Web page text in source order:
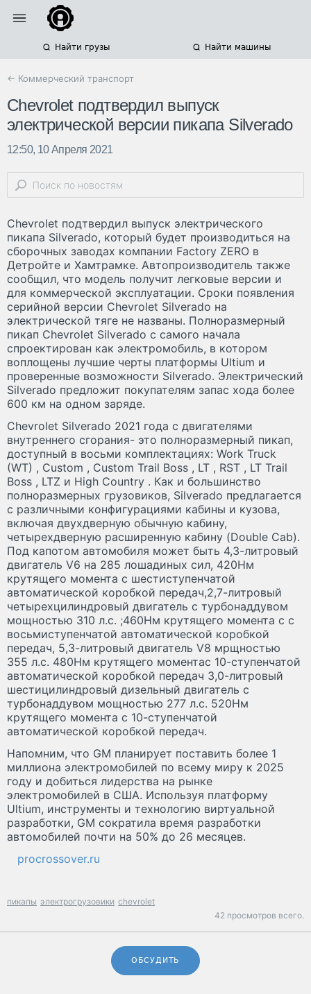
Найти грузы Найти машины
← Коммерческий транспорт
Chevrolet подтвердил выпуск
электрической версии пикапа Silverado
12:50, 10 Апреля 2021
Chevrolet подтвердил выпуск электрического
пикапа Silverado, который будет производиться на
сборочных заводах компании Factory ZERO в
Детройте и Хамтрамке. Автопроизводитель также
сообщил, что модель получит легковые версии и
для коммерческой эксплуатации. Сроки появления
серийной версии Chevrolet Silverado на
электрической тяге не названы. Полноразмерный
пикап Chevrolet Silverado с самого начала
спроектирован как электромобиль, в котором
воплощены лучшие черты платформы Ultium и
проверенные возможности Silverado. Электрический
Silverado предложит покупателям запас хода более
600 км на одном заряде.
Chevrolet Silverado 2021 года с двигателями
внутреннего сгорания- это полноразмерный пикап,
доступный в восьми комплектациях: Work Truck
(WT) , Custom , Custom Trail Boss , LT , RST , LT Trail
Boss , LTZ и High Country . Как и большинство
полноразмерных грузовиков, Silverado предлагается
с различными конфигурациями кабины и кузова,
включая двухдверную обычную кабину,
четырехдверную расширенную кабину (Double Cab).
Под капотом автомобиля может быть 4,3-литровый
двигатель V6 на 285 лошадиных сил, 420Нм
крутящего момента с шестиступенчатой
автоматической коробкой передач,2,7-литровый
четырехцилиндровый двигатель с турбонаддувом
мощностью 310 л.с. ;460Нм крутящего момента с с
восьмиступенчатой автоматической коробкой
передач, 5,3-литровый двигатель V8 мрщностью
355 л.с. 480Нм крутящего моментас 10-ступенчатой
автоматической коробкой передач 3,0-литровый
шестицилиндровый дизельный двигатель с
турбонаддувом мощностью 277 л.с. 520Нм
крутящего момента с 10-ступенчатой
автоматической коробкой передач.
Напомним, что GM планирует поставить более 1
миллиона электромобилей по всему миру к 2025
году и добиться лидерства на рынке
электромобилей в США. Используя платформу
Ultium, инструменты и технологию виртуальной
разработки, GM сократила время разработки
автомобилей почти на 50% до 26 месяцев.
procrossover.ru
пикапы электрогрузовики chevrolet
42 просмотров всего.
ОБСУДИТЬ